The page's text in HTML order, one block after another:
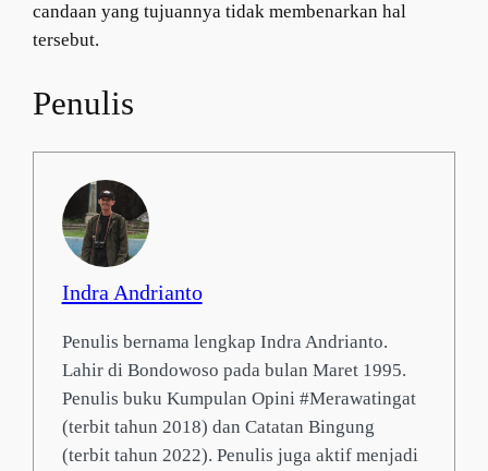
candaan yang tujuannya tidak membenarkan hal
tersebut.
Penulis
Indra Andrianto
Penulis bernama lengkap Indra Andrianto.
Lahir di Bondowoso pada bulan Maret 1995.
Penulis buku Kumpulan Opini #Merawatingat
(terbit tahun 2018) dan Catatan Bingung
(terbit tahun 2022). Penulis juga aktif menjadi